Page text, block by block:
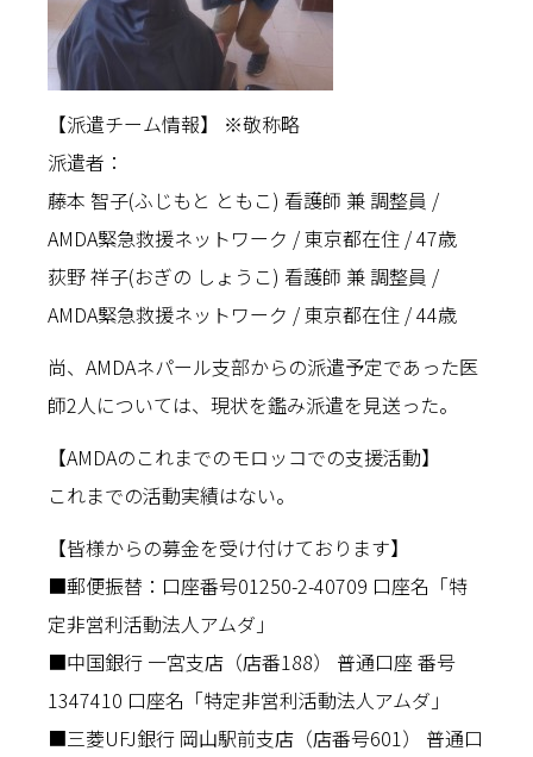
【派遣チーム情報】 ※敬称略
派遣者：
藤本 智子(ふじもと ともこ) 看護師 兼 調整員 /
AMDA緊急救援ネットワーク / 東京都在住 / 47歳
荻野 祥子(おぎの しょうこ) 看護師 兼 調整員 /
AMDA緊急救援ネットワーク / 東京都在住 / 44歳
尚、AMDAネパール支部からの派遣予定であった医
師2人については、現状を鑑み派遣を見送った。
【AMDAのこれまでのモロッコでの支援活動】
これまでの活動実績はない。
【皆様からの募金を受け付けております】
■郵便振替：口座番号01250-2-40709 口座名「特
定非営利活動法人アムダ」
■中国銀行 一宮支店（店番188） 普通口座 番号
1347410 口座名「特定非営利活動法人アムダ」
■三菱UFJ銀行 岡山駅前支店（店番号601） 普通口